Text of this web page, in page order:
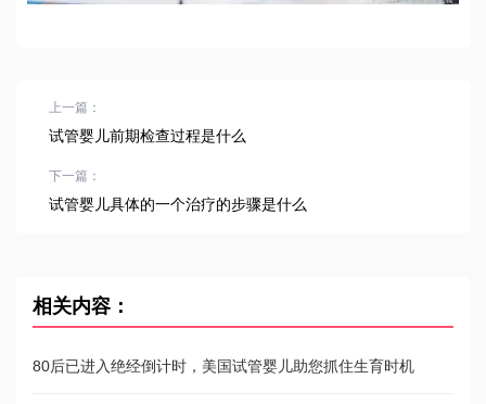
上一篇：
试管婴儿前期检查过程是什么
下一篇：
试管婴儿具体的一个治疗的步骤是什么
相关内容：
80后已进入绝经倒计时，美国试管婴儿助您抓住生育时机